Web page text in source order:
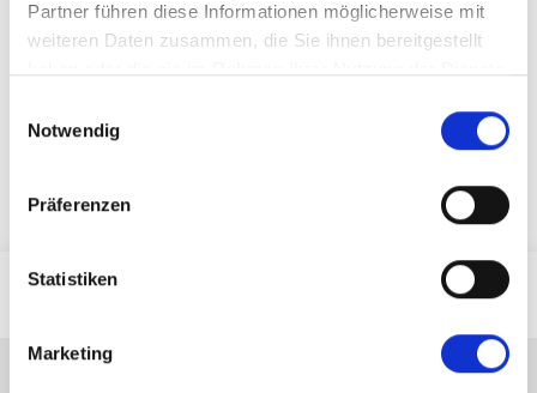
Partner führen diese Informationen möglicherweise mit
weiteren Daten zusammen, die Sie ihnen bereitgestellt
Notwendig
Präferenzen
Statistiken
Marketing
Telefon: 09941 9415-11